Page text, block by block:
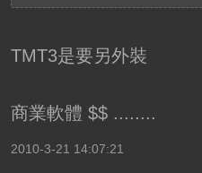
TMT3是要另外裝
商業軟體 $$ ........
2010-3-21 14:07:21